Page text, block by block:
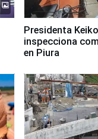
Presidenta Keiko Fujimori,
inspecciona
en Piura